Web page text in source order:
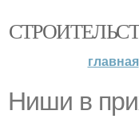
главная
Ниши в